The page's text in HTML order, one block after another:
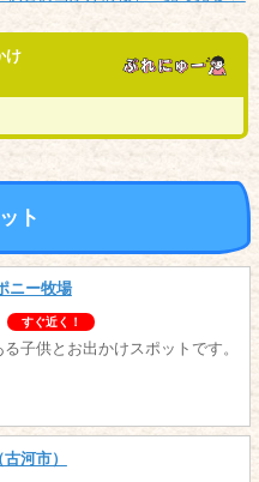
け
ト
ニー牧場
すぐ近く！
子供とお出かけスポットです。
河市）